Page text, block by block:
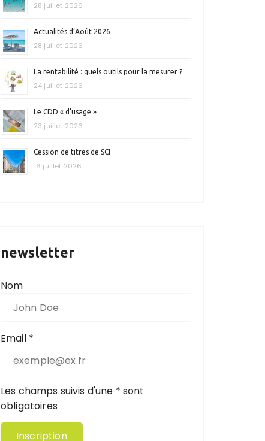
28 juillet 2026
Actualités d’Août 2026
28 juillet 2026
La rentabilité : quels outils pour la mesurer ?
24 juillet 2026
Le CDD « d’usage »
23 juillet 2026
Cession de titres de SCI
16 juillet 2026
newsletter
Nom
Email *
Les champs suivis d'une * sont
obligatoires